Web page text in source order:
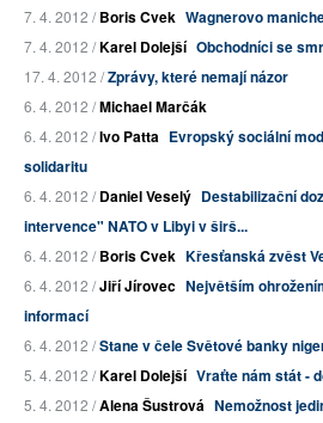
7. 4. 2012 /Boris Cvek Wagnerovo
7. 4. 2012 /Karel Dolejší Obchodníci se
17. 4. 2012 /Zprávy, které nemají názor
6. 4. 2012 /Michael Marčák
6. 4. 2012 /Ivo Patta Evropský sociální
solidaritu
6. 4. 2012 /Daniel Veselý Destabilizační
intervence" NATO v Libyi v širš...
6. 4. 2012 /Boris Cvek Křesťanská zvěst
6. 4. 2012 /Jiří Jírovec Největším
informací
6. 4. 2012 /Stane v čele Světové banky
5. 4. 2012 /Karel Dolejší Vraťte nám stát -
5. 4. 2012 /Alena Šustrová Nemožnost